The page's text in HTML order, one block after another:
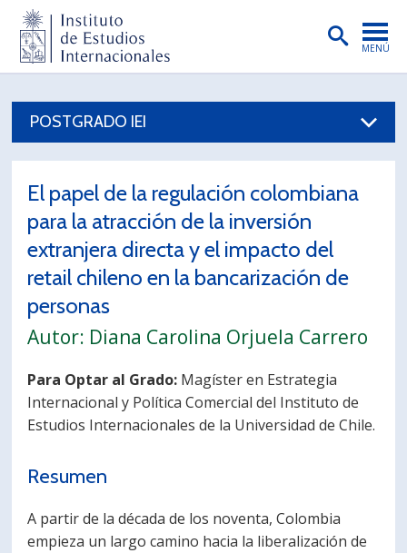
MENÚ
POSTGRADO
INVESTIGACIÓN
EXTENSIÓN
ENGLISH
PORTUGUÊS
POSTGRADO IEI
El papel de la regulación colombiana
para la atracción de la inversión
extranjera directa y el impacto del
retail chileno en la bancarización de
personas
Autor: Diana Carolina Orjuela Carrero
Para Optar al Grado: Magíster en Estrategia
Internacional y Política Comercial del Instituto de
Estudios Internacionales de la Universidad de Chile.
Resumen
A partir de la década de los noventa, Colombia
empieza un largo camino hacia la liberalización de